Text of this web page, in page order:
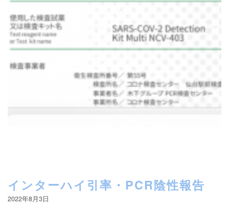
インターハイ引率・PCR陰性報告
2022年8月3日